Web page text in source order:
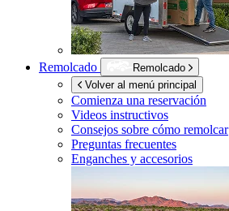
Remolcado
Remolcado
Volver al menú principal
Comienza una reservación
Videos instructivos
Consejos sobre cómo remolcar
Preguntas frecuentes
Enganches y accesorios